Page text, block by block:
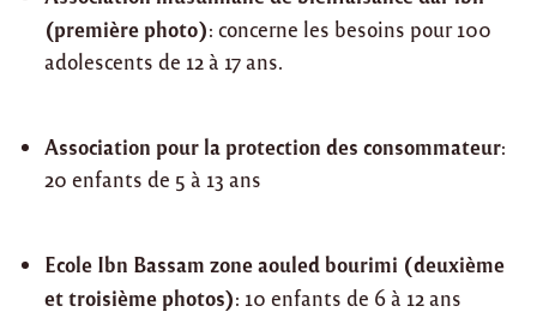
(première photo): concerne les besoins pour 100
adolescents de 12 à 17 ans.
Association pour la protection des consommateur:
20 enfants de 5 à 13 ans
Ecole Ibn Bassam zone aouled bourimi (deuxième
et troisième photos): 10 enfants de 6 à 12 ans